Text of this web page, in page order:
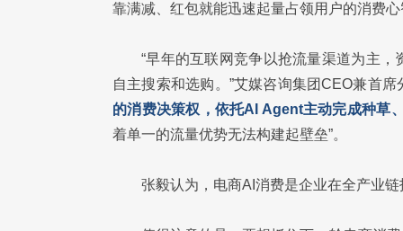
靠满减、红包就能迅速起量占领用户的消费
“早年的互联网竞争以抢流量渠道为主
自主搜索和选购。”艾媒咨询集团CEO兼首
的消费决策权，依托AI Agent主动完成种草
着单一的流量优势无法构建起壁垒”。
张毅认为，电商AI消费是企业在全产业